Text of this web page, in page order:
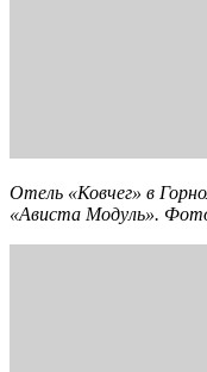
Отель «Ковчег» в
«Ависта Модуль».